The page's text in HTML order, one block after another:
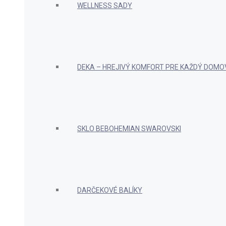
WELLNESS SADY
DEKA – HREJIVÝ KOMFORT PRE KAŽDÝ
SKLO BEBOHEMIAN SWAROVSKI
DARČEKOVÉ BALÍKY